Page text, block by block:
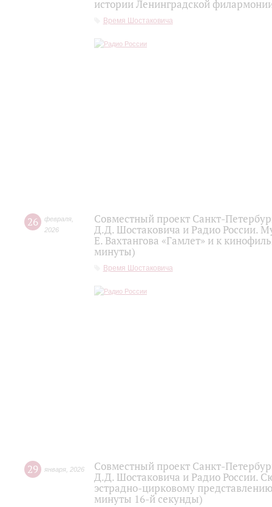
истории Ленинградской
Время Шостаковича
26 февраля
2026
Совместный проект Санкт-
Д.Д. Шостаковича и Радио России.
Е. Вахтангова «Гамлет» и к
минуты)
Время Шостаковича
29 января 2026
Совместный проект Санкт-
Д.Д. Шостаковича и Радио России.
эстрадно-цирковому
минуты 16-й секунды)